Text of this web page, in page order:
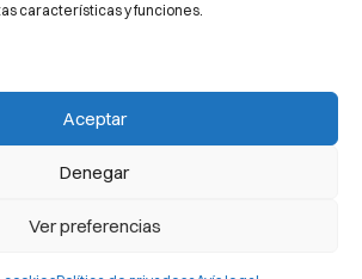
características y funciones.
Aceptar
Denegar
Ver preferencias